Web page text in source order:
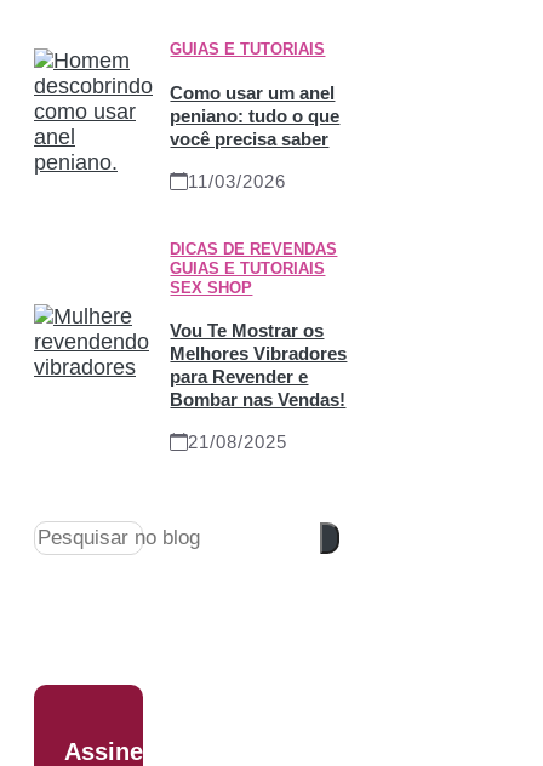
GUIAS E TUTORIAIS
Como usar um anel
peniano: tudo o que
você precisa saber
11/03/2026
DICAS DE REVENDAS
GUIAS E TUTORIAIS
SEX SHOP
Vou Te Mostrar os
Melhores Vibradores
para Revender e
Bombar nas Vendas!
21/08/2025
Pesquisar
Assine